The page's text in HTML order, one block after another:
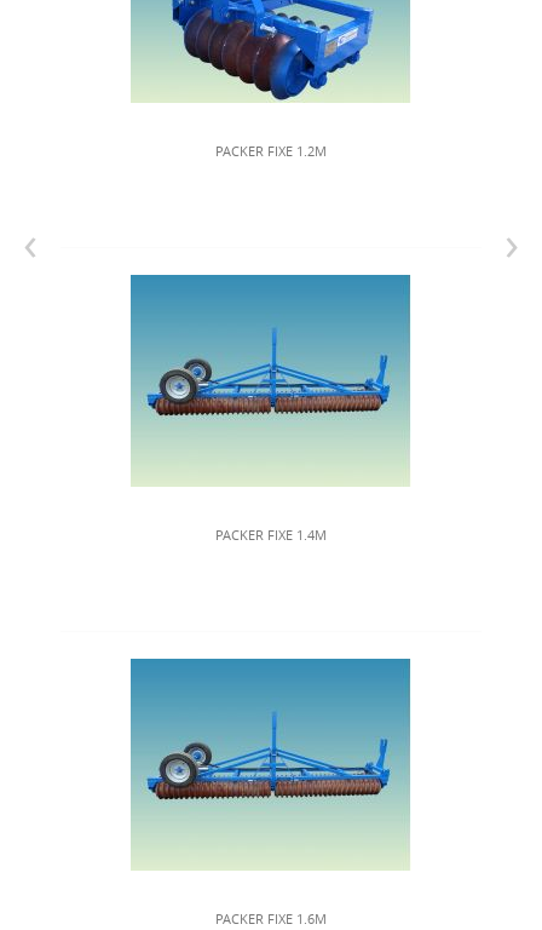
‹ ›
PACKER FIXE 1.2M
PACKER FIXE 1.4M
PACKER FIXE 1.6M